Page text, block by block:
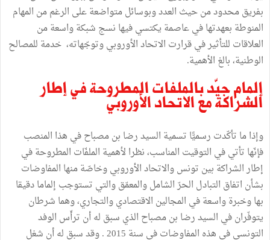
بفريق محدود من حيث العدد وبوسائل متواضعة على الرغم من المهام
المنوطة بعهدتها في عاصمة يكتسي فيها نسج شبكة واسعة من
العلاقات للتأثير في قرارت الاتحاد الأوروبي وتوجّهاته، خدمة للمصالح
الوطنية، بالغ الأهمية.
إلمام جيّد بالملفات المطروحة في إطار
الشراكة مع الاتحاد الأوروبي
وإذا ما تأكّدت رسميًّا تسمية السيد رضا بن مصباح في هذا المنصب
فإنّها تأتي في التوقيت المناسب، نظرا لأهمية الملفّات المطروحة في
إطار الشراكة بين تونس والاتحاد الأوروبي وخاصّة منها المفاوضات
بشأن اتفاق التبادل الحرّ الشامل والمعمّق والتي تستوجب إلماما دقيقا
بها وخبرة واسعة في المجالين الاقتصادي والتجاري، وهما شرطان
يتوفّران في السيد رضا بن مصباح الذي سبق له أن ترأّس الوفد
التونسي في هذه المفاوضات في سنة 2015 . وقد سبق له أن شغل